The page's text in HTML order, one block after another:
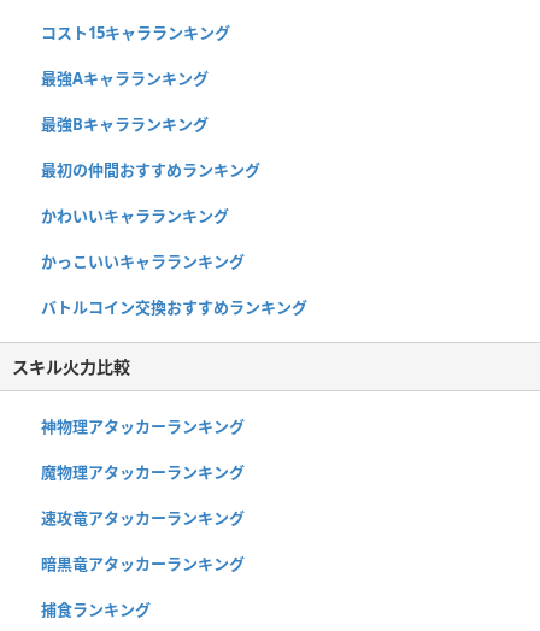
コスト15キャラランキング
最強Aキャラランキング
最強Bキャラランキング
最初の仲間おすすめランキング
かわいいキャラランキング
かっこいいキャラランキング
バトルコイン交換おすすめランキング
スキル火力比較
神物理アタッカーランキング
魔物理アタッカーランキング
速攻竜アタッカーランキング
暗黒竜アタッカーランキング
捕食ランキング